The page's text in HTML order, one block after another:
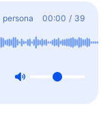
00:00 / 39